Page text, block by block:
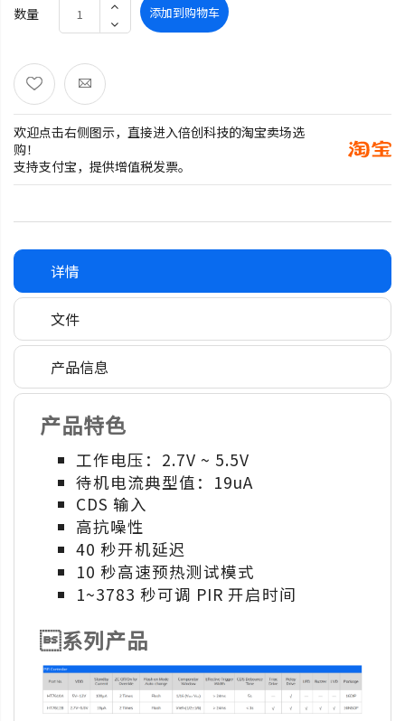
数量 添加到购物车
欢迎点击右侧图示，直接进入倍创科技的淘宝卖场选
购！
支持支付宝，提供增值税发票。
详情
文件
产品信息
产品特色
工作电压：2.7V ~ 5.5V
待机电流典型值：19uA
CDS 输入
高抗噪性
40 秒开机延迟
10 秒高速预热测试模式
1~3783 秒可调 PIR 开启时间
系列产品